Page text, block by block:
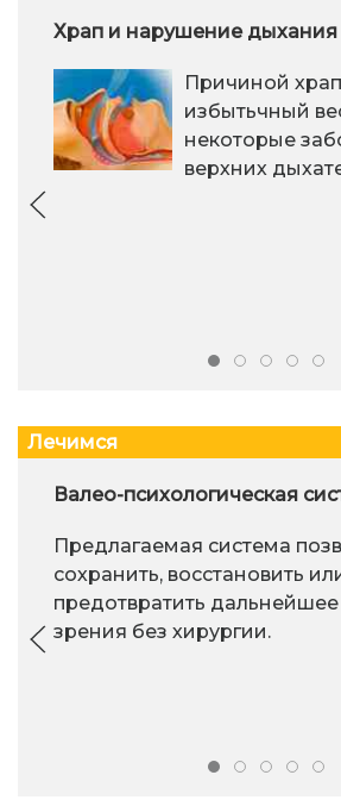
Храп и нарушение дыхания
Причиной
избытьчный
некоторые
верхних
Лечимся
Валео-психологическая
Предлагаемая система
сохранить, восстановить
предотвратить
зрения без хирургии.